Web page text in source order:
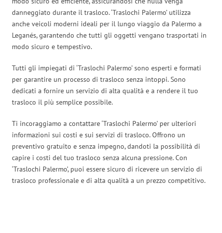
danneggiato durante il trasloco. ‘Traslochi Palermo’ utilizza
anche veicoli moderni ideali per il lungo viaggio da Palermo a
Leganés, garantendo che tutti gli oggetti vengano trasportati in
modo sicuro e tempestivo.
Tutti gli impiegati di ‘Traslochi Palermo’ sono esperti e formati
per garantire un processo di trasloco senza intoppi. Sono
dedicati a fornire un servizio di alta qualità e a rendere il tuo
trasloco il più semplice possibile.
Ti incoraggiamo a contattare ‘Traslochi Palermo’ per ulteriori
informazioni sui costi e sui servizi di trasloco. Offrono un
preventivo gratuito e senza impegno, dandoti la possibilità di
capire i costi del tuo trasloco senza alcuna pressione. Con
‘Traslochi Palermo’, puoi essere sicuro di ricevere un servizio di
trasloco professionale e di alta qualità a un prezzo competitivo.